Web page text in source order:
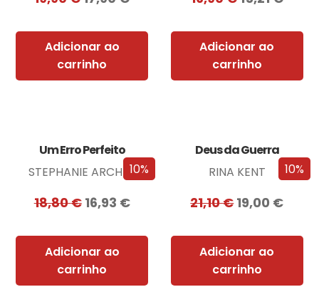
Adicionar ao
carrinho
Adicionar ao
carrinho
10%
Um Erro Perfeito
STEPHANIE ARCHER
18,80€ 16,93 €
Adicionar ao
carrinho
10%
Deus da Guerra
RINA KENT
21,10€19,00 €
Adicionar ao
carrinho